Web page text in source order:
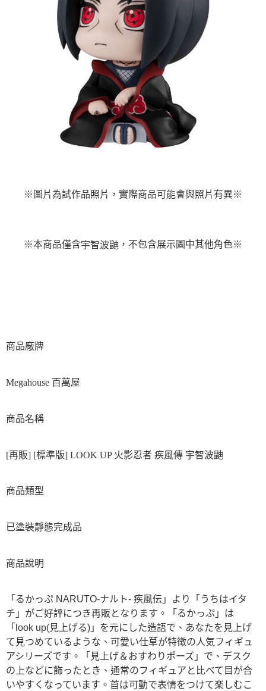
※圖片為試作品照片，實際商品可能會與照片有異※
※本商品僅含宇智波鼬 ，不包含展示圖中其他角色※
商品廠牌
Megahouse 百萬屋
商品名稱
[再販] [標準版] LOOK UP 火影忍者 疾風傳 宇智波鼬
商品類型
已塗裝靜態完成品
商品說明
「るかっぷ NARUTO-ナルト- 疾風伝」より「うちはイタ
チ」がご好評につき再販となります。「るかっぷ」は
「look up(見上げる)」を元にした造語で、あなたを見上げ
て見つめているような、可愛い仕草が特徴の人気フィギュ
アシリーズです。「見上げ＆おすわりポーズ」で、デスク
の上などに飾ったとき、通常のフィギュアと比べて目が合
いやすくなっています。首は可動で表情をつけて楽しむこ